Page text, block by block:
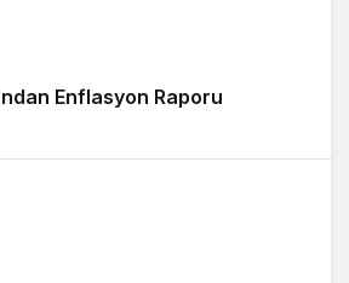
Enflasyon Raporu